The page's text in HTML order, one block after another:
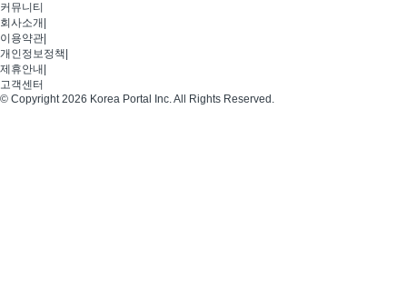
커뮤니티
회사소개
이용약관
개인정보정책
제휴안내
고객센터
© Copyright 2026 Korea Portal Inc. All Rights Reserved.